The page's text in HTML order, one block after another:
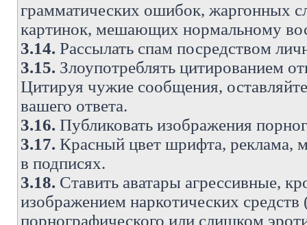
грамматических ошибок, жаргонных
картинок, мешающих нормальному
3.14. Рассылать спам посредством
3.15. Злоупотреблять цитированием
Цитируя чужие сообщения,
вашего ответа.
3.16. Публиковать изображения
3.17. Красный цвет шрифта, реклама,
в подписях.
3.18. Ставить аватары агрессивные,
изображением наркотических
порнографического или слишком